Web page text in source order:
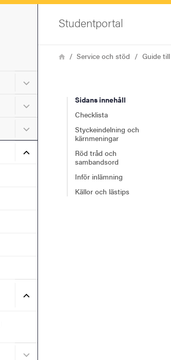
Undermeny för Ny student
Undermeny för Dina studier
Undermeny för Studentliv
Undermeny för Service och stöd
Undermeny för Guide till att söka,
Undermeny för Att söka information
Studentportal
LänkstigHemService och stöd Guide
Sidans innehåll
Checklista
Styckeindelning och
kärnmeningar
Röd tråd och
sambandsord
Inför inlämning
Källor och lästips